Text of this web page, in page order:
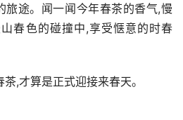
旅途。闻一闻今年春茶的香气,慢
春色的碰撞中,享受惬意的时春
,才算是正式迎接来春天。